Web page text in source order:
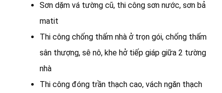
Sơn dặm vá tường cũ, thi công sơn nước, sơn bả
matit
Thi công chống thấm nhà ở trọn gói, chống thấm
sân thượng, sê nô, khe hở tiếp giáp giữa 2 tường
nhà
Thi công đóng trần thạch cao, vách ngăn thạch